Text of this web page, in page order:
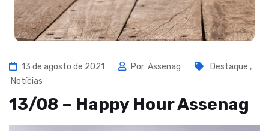
13 de agosto de 2021 Por Assenag Destaque ,
Notícias
13/08 – Happy Hour Assenag